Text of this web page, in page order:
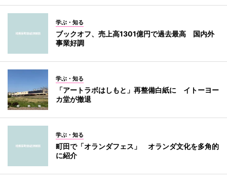
学ぶ・知る
ブックオフ、売上高1301億円で過去最高 国内外
事業好調
学ぶ・知る
「アートラボはしもと」再整備白紙に イトーヨー
カ堂が撤退
学ぶ・知る
町田で「オランダフェス」 オランダ文化を多角的
に紹介